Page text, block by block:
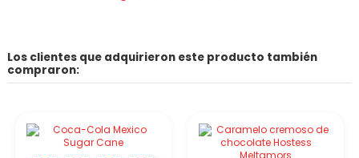
Los clientes que adquirieron este producto también
compraron: